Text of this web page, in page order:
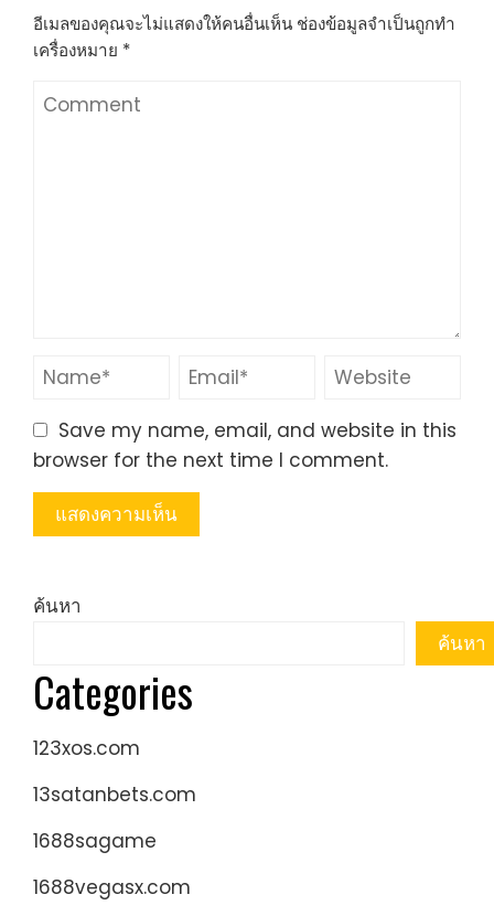
อีเมลของคุณจะไม่แสดงให้คนอื่นเห็น ช่องข้อมูลจำเป็นถูกทำ
เครื่องหมาย *
Save my name, email, and website in this
browser for the next time I comment.
ค้นหา
ค้นหา
Categories
123xos.com
13satanbets.com
1688sagame
1688vegasx.com